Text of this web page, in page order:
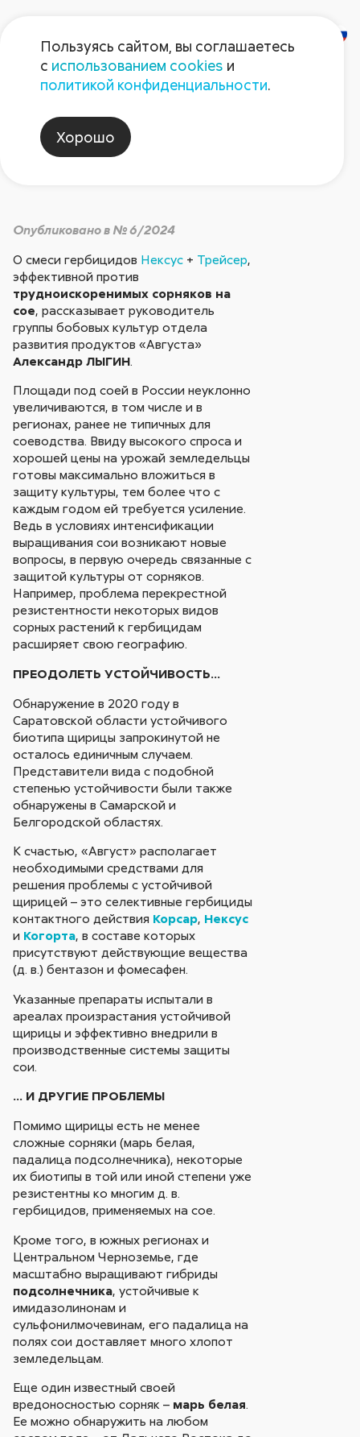
Проблемы на сое?..
Опубликовано в № 6/2024
О смеси гербицидов Нексус + Трейсер,
эффективной против
трудноискоренимых сорняков на
сое, рассказывает руководитель
группы бобовых культур отдела
развития продуктов «Августа»
Александр ЛЫГИН.
Площади под соей в России неуклонно
увеличиваются, в том числе и в
регионах, ранее не типичных для
соеводства. Ввиду высокого спроса и
хорошей цены на урожай земледельцы
готовы максимально вложиться в
защиту культуры, тем более что с
каждым годом ей требуется усиление.
Ведь в условиях интенсификации
выращивания сои возникают новые
вопросы, в первую очередь связанные с
защитой культуры от сорняков.
Например, проблема перекрестной
резистентности некоторых видов
сорных растений к гербицидам
расширяет свою географию.
ПРЕОДОЛЕТЬ УСТОЙЧИВОСТЬ…
Обнаружение в 2020 году в
Саратовской области устойчивого
биотипа щирицы запрокинутой не
осталось единичным случаем.
Представители вида с подобной
степенью устойчивости были также
обнаружены в Самарской и
Белгородской областях.
К счастью, «Август» располагает
необходимыми средствами для
решения проблемы с устойчивой
щирицей – это селективные гербициды
контактного действия Корсар, Нексус
и Когорта, в составе которых
присутствуют действующие вещества
(д. в.) бентазон и фомесафен.
Указанные препараты испытали в
ареалах произрастания устойчивой
щирицы и эффективно внедрили в
производственные системы защиты
сои.
… И ДРУГИЕ ПРОБЛЕМЫ
Помимо щирицы есть не менее
сложные сорняки (марь белая,
падалица подсолнечника), некоторые
их биотипы в той или иной степени уже
резистентны ко многим д. в.
гербицидов, применяемых на сое.
Кроме того, в южных регионах и
Центральном Черноземье, где
масштабно выращивают гибриды
подсолнечника, устойчивые к
имидазолинонам и
сульфонилмочевинам, его падалица на
полях сои доставляет много хлопот
земледельцам.
Еще один известный своей
вредоносностью сорняк – марь белая.
Ее можно обнаружить на любом
Пользуясь сайтом, вы соглашаетесь
с использованием cookies и
политикой конфиденциальности.
Хорошо